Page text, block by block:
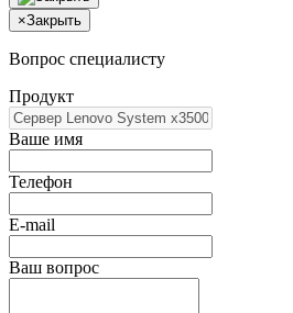
×Закрыть
Вопрос специалисту
Продукт
Ваше имя
Телефон
E-mail
Ваш вопрос